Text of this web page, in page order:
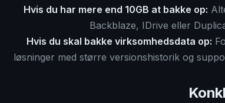
Hvis du har mere end 10GB at bakke op:
Backblaze, IDrive eller
Hvis du skal bakke virksomhedsdata op:
løsninger med større versionshistorik og